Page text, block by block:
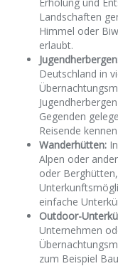
Landschaften
Himmel oder
erlaubt.
Deutschland in
Gegenden
Reisende
Wanderhütten:
Alpen oder
oder
einfache
Outdoor-
Unternehmen
zum Beispiel